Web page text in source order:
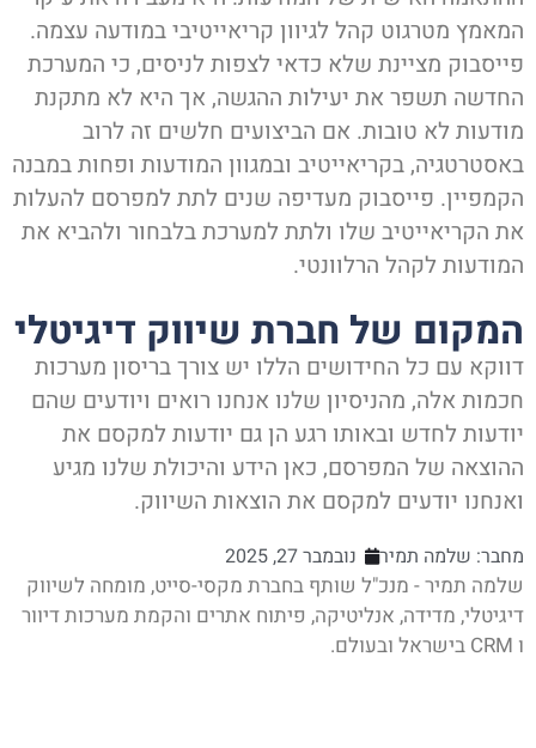
מטרגוט קהל לגיוון קריאייטיבי במודעה עצמה.
מציינת שלא כדאי לצפות לניסים, כי המערכת
תשפר את יעילות ההגשה, אך היא לא מתקנת
לא טובות. אם הביצועים חלשים זה לרוב
בקריאייטיב ובמגוון המודעות ופחות במבנה
פייסבוק מעדיפה שנים לתת למפרסם להעלות
הקריאייטיב שלו ולתת למערכת בלבחור ולהביא את
לקהל הרלוונטי.
של חברת שיווק דיגיטלי
עם כל החידושים הללו יש צורך בריסון מערכות
אלה, מהניסיון שלנו אנחנו רואים ויודעים שהם
לחדש ובאותו רגע הן גם יודעות למקסם את
של המפרסם, כאן הידע והיכולת שלנו מגיע
יודעים למקסם את הוצאות השיווק.
שלמה תמיר נובמבר 27, 2025
תמיר - מנכ"ל שותף בחברת מקסי-סייט, מומחה לשיווק
מדידה, אנליטיקה, פיתוח אתרים והקמת מערכות דיוור